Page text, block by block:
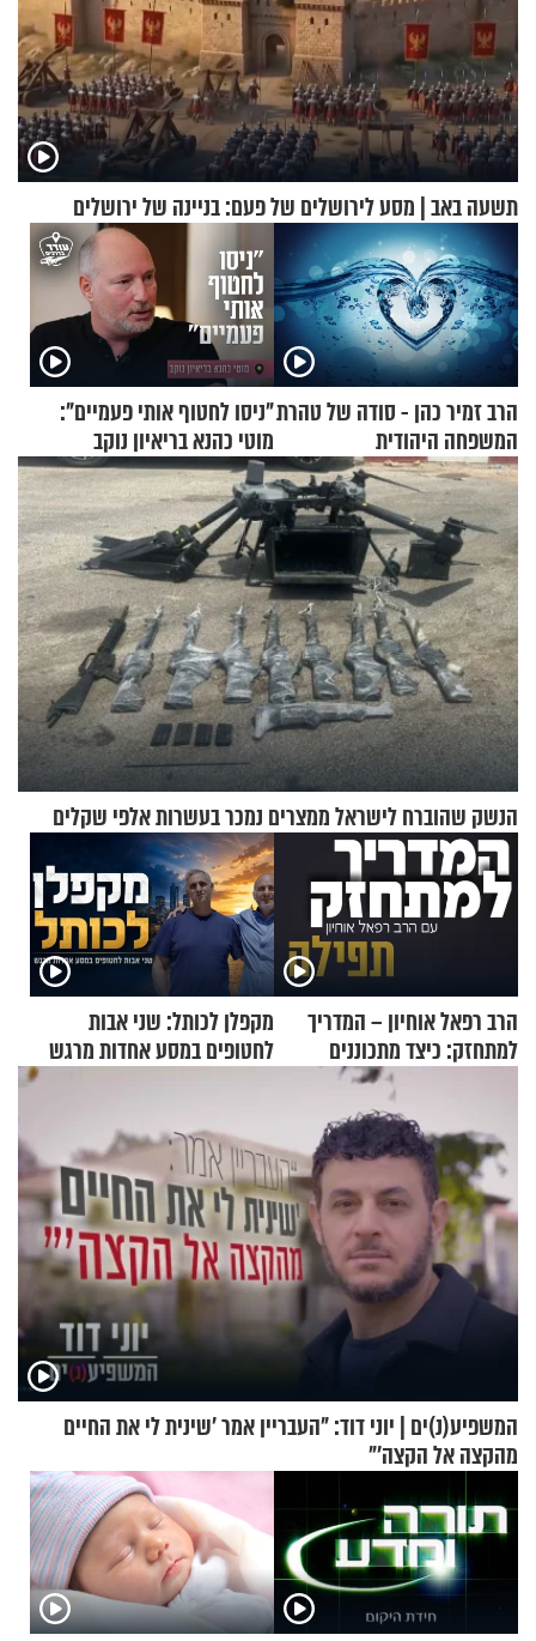
תשעה באב | מסע לירושלים של פעם: בניינה של ירושלים
הרב זמיר כהן - סודה של טהרת
המשפחה היהודית
"ניסו לחטוף אותי פעמיים":
מוטי כהנא בריאיון נוקב
הנשק שהוברח לישראל ממצרים נמכר בעשרות אלפי שקלים
הרב רפאל אוחיון – המדריך
למתחזק: כיצד מתכוננים
מקפלן לכותל: שני אבות
לחטופים במסע אחדות מרגש
המשפיע(נ)ים | יוני דוד: "העבריין אמר 'שינית לי את החיים
מהקצה אל הקצה'"